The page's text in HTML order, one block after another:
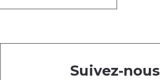
Suivez-nous